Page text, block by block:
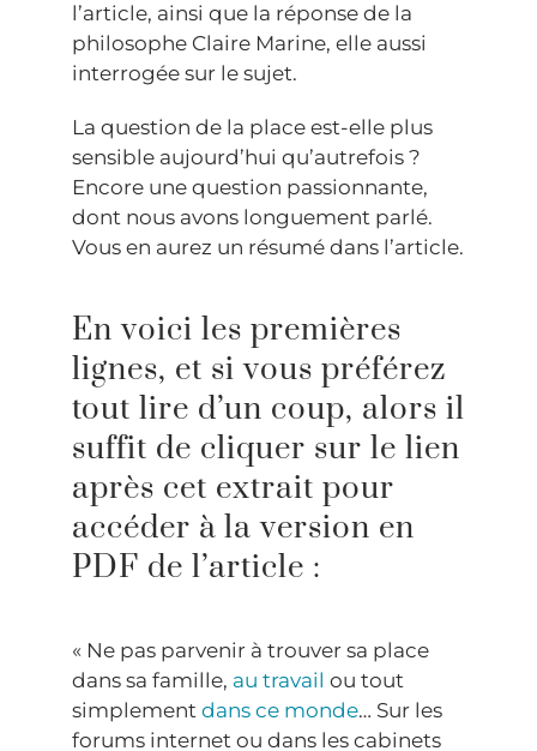
l’article, ainsi que la réponse de la
philosophe Claire Marine, elle aussi
interrogée sur le sujet.
La question de la place est-elle plus
sensible aujourd’hui qu’autrefois ?
Encore une question passionnante,
dont nous avons longuement parlé.
Vous en aurez un résumé dans l’article.
En voici les premières
lignes, et si vous préférez
tout lire d’un coup, alors il
suffit de cliquer sur le lien
après cet extrait pour
accéder à la version en
PDF de l’article :
« Ne pas parvenir à trouver sa place
dans sa famille, au travail ou tout
simplement dans ce monde… Sur les
forums internet ou dans les cabinets